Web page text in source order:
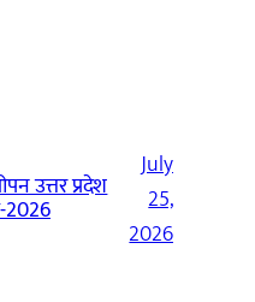
उत्तर प्रदेश
2026
July
25,
2026